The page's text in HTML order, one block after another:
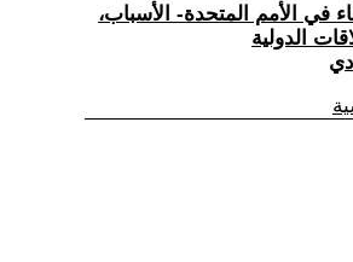
في الأمم المتحدة- الأسباب،
الدولية